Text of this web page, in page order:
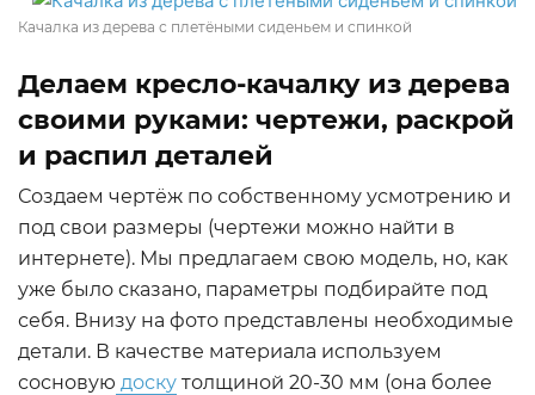
Качалка из дерева с плетёными сиденьем и спинкой
Делаем кресло-качалку из дерева
своими руками: чертежи, раскрой
и распил деталей
Создаем чертёж по собственному усмотрению и
под свои размеры (чертежи можно найти в
интернете). Мы предлагаем свою модель, но, как
уже было сказано, параметры подбирайте под
себя. Внизу на фото представлены необходимые
детали. В качестве материала используем
сосновую доску толщиной 20-30 мм (она более